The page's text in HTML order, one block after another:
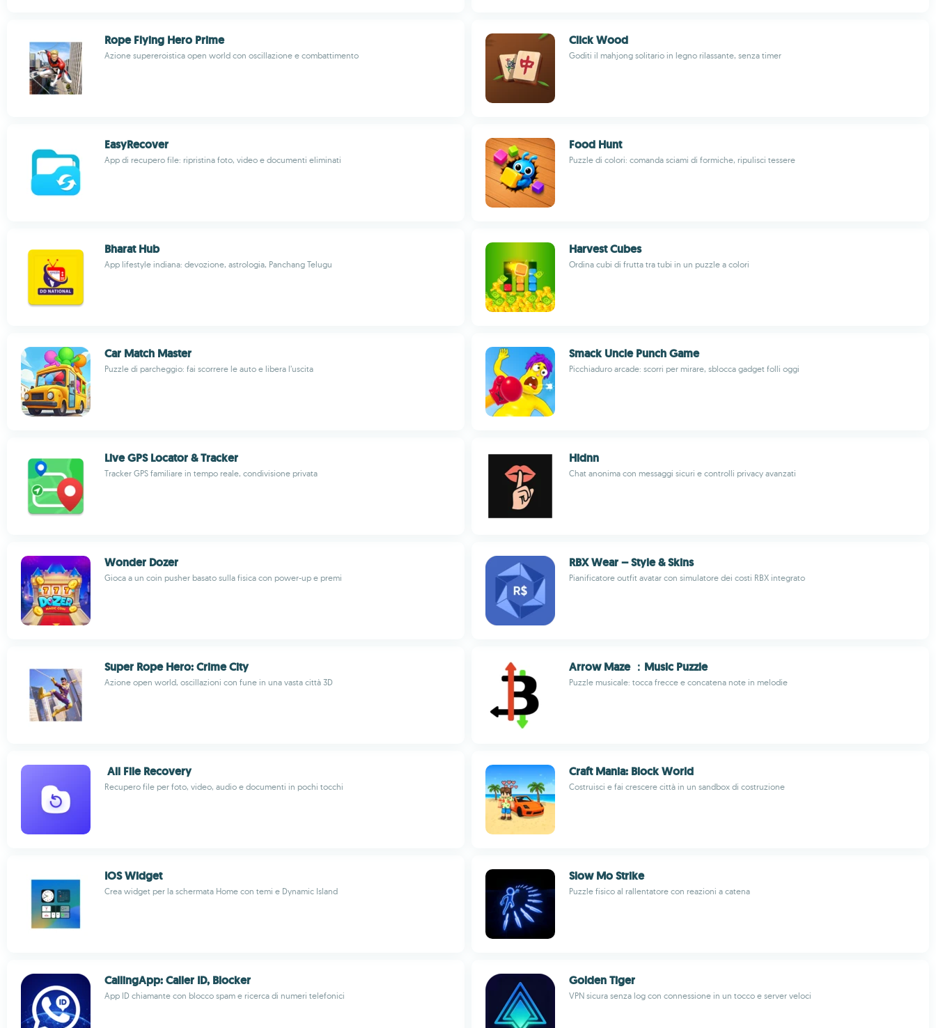
Rope Flying Hero Prime
Azione supereroistica open world con oscillazione e combattimento
Click Wood
Goditi il mahjong solitario in legno rilassante, senza timer
EasyRecover
App di recupero file: ripristina foto, video e documenti eliminati
Food Hunt
Puzzle di colori: comanda sciami di formiche, ripulisci tessere
Bharat Hub
App lifestyle indiana: devozione, astrologia, Panchang Telugu
Harvest Cubes
Ordina cubi di frutta tra tubi in un puzzle a colori
Car Match Master
Puzzle di parcheggio: fai scorrere le auto e libera l’uscita
Smack Uncle Punch Game
Picchiaduro arcade: scorri per mirare, sblocca gadget folli oggi
Live GPS Locator & Tracker
Tracker GPS familiare in tempo reale, condivisione privata
Hidnn
Chat anonima con messaggi sicuri e controlli privacy avanzati
Wonder Dozer
Gioca a un coin pusher basato sulla fisica con power-up e premi
RBX Wear – Style & Skins
Pianificatore outfit avatar con simulatore dei costi RBX integrato
Super Rope Hero: Crime City
Azione open world, oscillazioni con fune in una vasta città 3D
Arrow Maze ：Music Puzzle
Puzzle musicale: tocca frecce e concatena note in melodie
All File Recovery
Recupero file per foto, video, audio e documenti in pochi tocchi
Craft Mania: Block World
Costruisci e fai crescere città in un sandbox di costruzione
IOS Widget
Crea widget per la schermata Home con temi e Dynamic Island
Slow Mo Strike
Puzzle fisico al rallentatore con reazioni a catena
CallingApp: Caller ID, Blocker
App ID chiamante con blocco spam e ricerca di numeri telefonici
Golden Tiger
VPN sicura senza log con connessione in un tocco e server veloci